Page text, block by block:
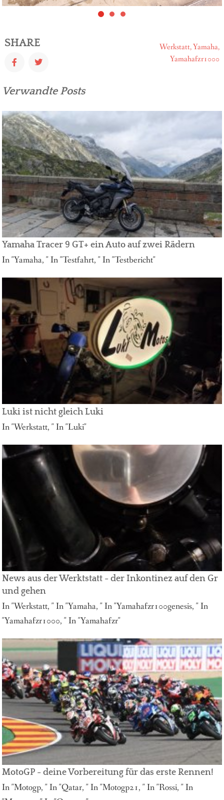
SHARE Werkstatt,Yamaha,
Yamahafzr1000
Verwandte Posts
Yamaha Tracer 9 GT+ ein Auto auf zwei Rädern
In "Yamaha, " In "Testfahrt, " In "Testbericht"
Luki ist nicht gleich Luki
In "Werkstatt, " In "Luki"
News aus der Werktstatt - der Inkontinez auf den Gr
und gehen
In "Werkstatt, " In "Yamaha, " In "Yamahafzr100genesis, " In
"Yamahafzr1000, " In "Yamahafzr"
MotoGP - deine Vorbereitung für das erste Rennen!
In "Motogp, " In "Qatar, " In "Motogp21, " In "Rossi, " In